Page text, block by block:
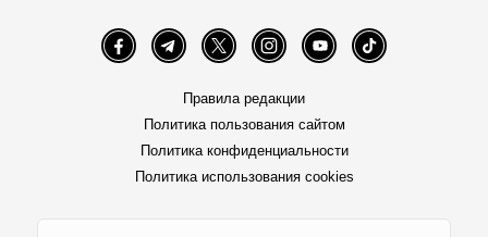
FacebookTelegramTwitter InstagramYouTube TikTok
Правила редакции
Политика пользования сайтом
Политика конфиденциальности
Политика использования cookies